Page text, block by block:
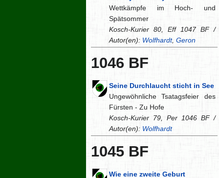
Wettkämpfe im Hoch- und
Spätsommer
Kosch-Kurier 80, Eff 1047 BF /
Autor(en): Wolfhardt, Geron
1046 BF
Seine Durchlaucht sticht in See
Ungewöhnliche Tsatagsfeier des
Fürsten - Zu Hofe
Kosch-Kurier 79, Per 1046 BF /
Autor(en): Wolfhardt
1045 BF
Wie eine zweite Geburt